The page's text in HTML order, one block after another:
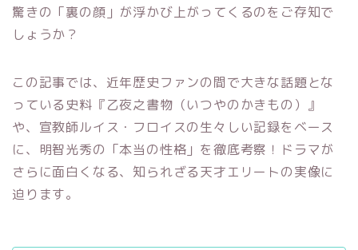
驚きの「裏の顔」が浮かび上がってくるのをご存知で
しょうか？
この記事では、近年歴史ファンの間で大きな話題とな
っている史料『乙夜之書物（いつやのかきもの）』
や、宣教師ルイス・フロイスの生々しい記録をベース
に、明智光秀の「本当の性格」を徹底考察！ドラマが
さらに面白くなる、知られざる天才エリートの実像に
迫ります。